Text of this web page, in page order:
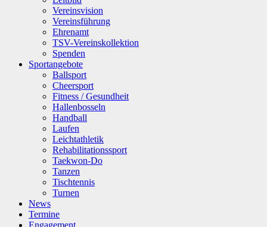
Vereinsvision
Vereinsführung
Ehrenamt
TSV-Vereinskollektion
Spenden
Sportangebote
Ballsport
Cheersport
Fitness / Gesundheit
Hallenbosseln
Handball
Laufen
Leichtathletik
Rehabilitationssport
Taekwon-Do
Tanzen
Tischtennis
Turnen
News
Termine
Engagement